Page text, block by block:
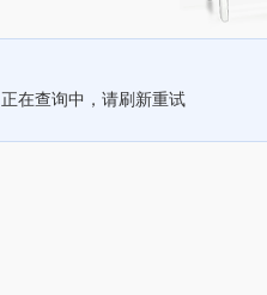
正在查询中，请刷新重试